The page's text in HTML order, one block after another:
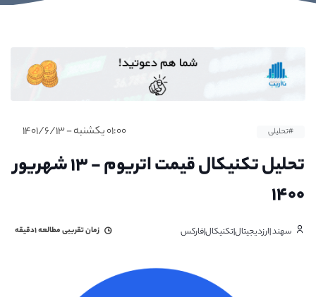
#تحلیلی ۰۱:۰۰ یکشنبه - ۱۴۰۱/۶/۱۳
تحلیل تکنیکال قیمت اتریوم - ۱۳ شهریور
۱۴۰۰
سهند |ارزدیجیتال|تکنیکال|فارکس زمان تقریبی مطالعه۱دقیقه